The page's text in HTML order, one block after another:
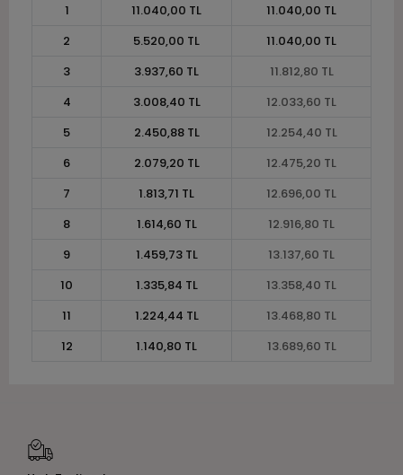
1
11.040,00 TL
11.040,00 TL
2
5.520,00 TL
11.040,00 TL
3
3.937,60 TL
11.812,80 TL
4
3.008,40 TL
12.033,60 TL
5
2.450,88 TL
12.254,40 TL
6
2.079,20 TL
12.475,20 TL
7
1.813,71 TL
12.696,00 TL
8
1.614,60 TL
12.916,80 TL
9
1.459,73 TL
13.137,60 TL
10
1.335,84 TL
13.358,40 TL
11
1.224,44 TL
13.468,80 TL
12
1.140,80 TL 13.689,60 TL